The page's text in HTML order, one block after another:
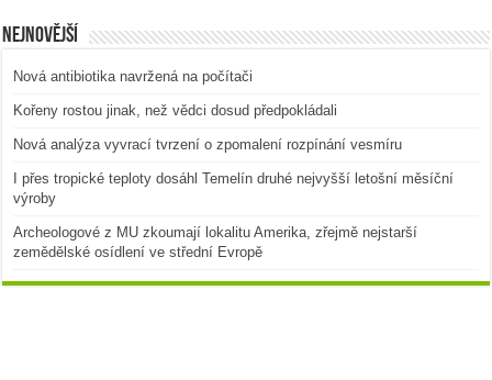
Nejnovější
Nová antibiotika navržená na počítači
Kořeny rostou jinak, než vědci dosud předpokládali
Nová analýza vyvrací tvrzení o zpomalení rozpínání vesmíru
I přes tropické teploty dosáhl Temelín druhé nejvyšší letošní měsíční
výroby
Archeologové z MU zkoumají lokalitu Amerika, zřejmě nejstarší
zemědělské osídlení ve střední Evropě